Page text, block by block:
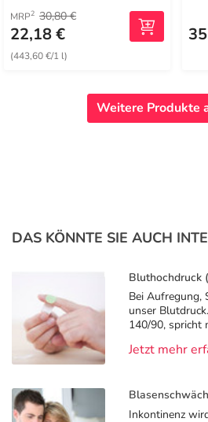
MRP2 30,80 €
22,18 €
(443,60 €/1 l)
Weitere Produkte
DAS KÖNNTE SIE AUCH
Bluthochdruck
Bei Aufregung,
unser
140/90, spricht
Jetzt mehr
Inkontinenz